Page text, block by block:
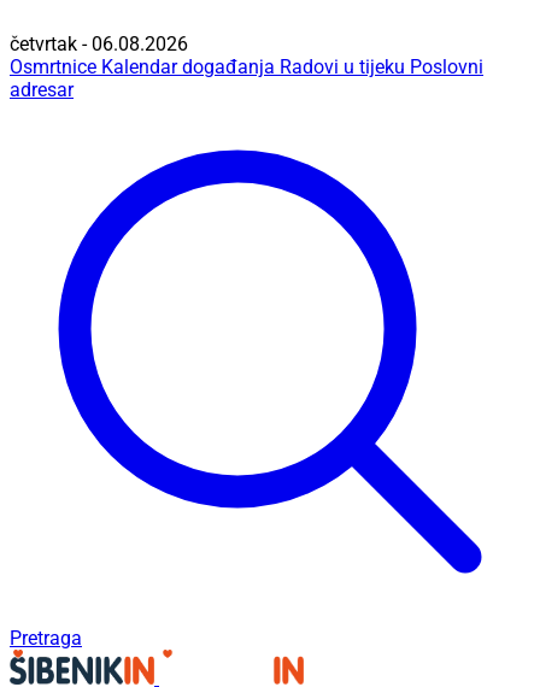
četvrtak - 06.08.2026
Osmrtnice Kalendar događanja Radovi u tijeku Poslovni
adresar
Pretraga